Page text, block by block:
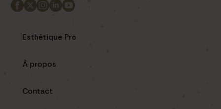
Esthétique Pro
À propos
Contact